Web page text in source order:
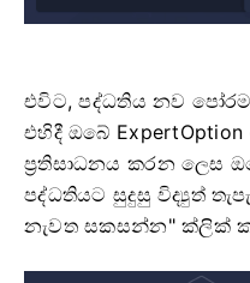
එවිට, පද්ධතිය නව
එහිදී ඔබේ
ප්‍රතිසාධනය කරන ලෙස
පද්ධතියට සුදුසු විද්‍යුත්
නැවත සකසන්න" ක්ලික්